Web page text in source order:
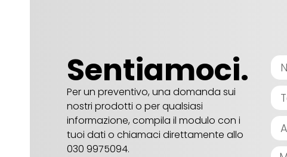
Sentiamoci.
Per un preventivo, una domanda sui
nostri prodotti o per qualsiasi
informazione, compila il modulo con i
tuoi dati o chiamaci direttamente allo
030 9975094.